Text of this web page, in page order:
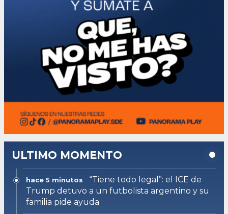
ULTIMO MOMENTO
hace 5 minutos
“Tiene todo legal”: el ICE de
Trump detuvo a un futbolista argentino y su
familia pide ayuda